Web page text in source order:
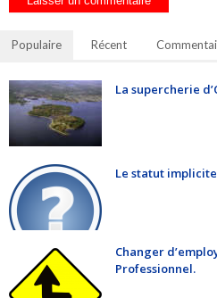
Populaire Récent
La supercherie
Le statut
Changer
Professionnel.